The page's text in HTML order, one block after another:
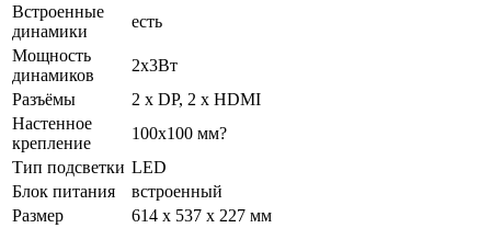
Встроенные
динамики
есть
Мощность
динамиков
2x3Вт
Разъёмы
2 x DP, 2 х HDMI
Настенное
крепление
100x100 мм?
Тип подсветки LED
Блок питания
встроенный
Размер
614 x 537 x 227 мм